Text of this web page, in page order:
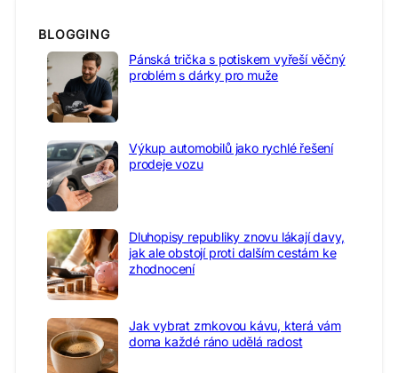
BLOGGING
Pánská trička s potiskem vyřeší věčný
problém s dárky pro muže
Výkup automobilů jako rychlé řešení
prodeje vozu
Dluhopisy republiky znovu lákají davy,
jak ale obstojí proti dalším cestám ke
zhodnocení
Jak vybrat zrnkovou kávu, která vám
doma každé ráno udělá radost